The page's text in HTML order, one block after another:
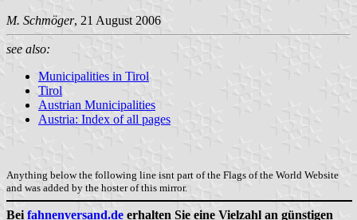
M. Schmöger, 21 August 2006
see also:
Municipalities in Tirol
Tirol
Austrian Municipalities
Austria: Index of all pages
Anything below the following line isnt part of the Flags of the World Website
and was added by the hoster of this mirror.
Bei fahnenversand.de erhalten Sie eine Vielzahl an günstigen